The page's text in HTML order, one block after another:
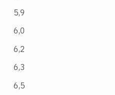
5,9
6,0
6,2
6,3
6,5